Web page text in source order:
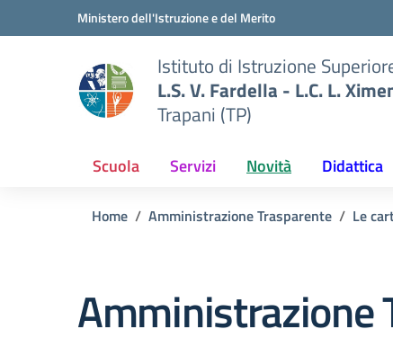
Vai ai contenuti
Vai al menu di navigazioneMinistero dell'Istruzione e del Merito
Istituto di Istruzione
L.S. V. Fardella - L.C. L.
Trapani (TP)
Scuola Servizi Novità Didattica
Home Amministrazione Trasparente Le
Amministrazione